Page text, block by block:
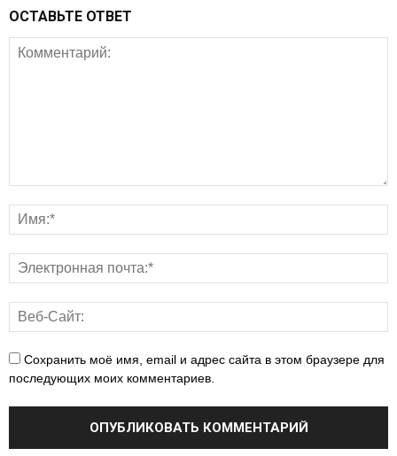
ОСТАВЬТЕ ОТВЕТ
Сохранить моё имя, email и адрес сайта в этом браузере для
последующих моих комментариев.